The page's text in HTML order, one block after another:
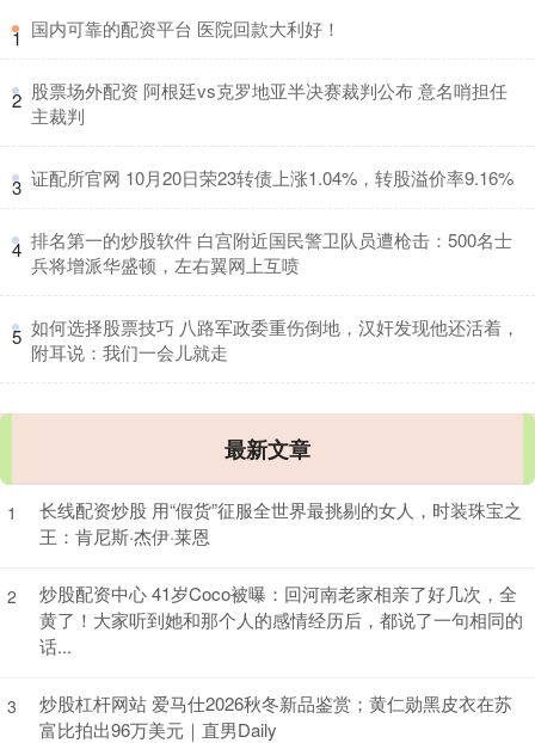
1 ​国内可靠的配资平台 医院回款大利好！
2 ​股票场外配资 阿根廷vs克罗地亚半决赛裁判公布 意名哨担任
主裁判
3 ​证配所官网 10月20日荣23转债上涨1.04%，转股溢价率9.16%
4 ​排名第一的炒股软件 白宫附近国民警卫队员遭枪击：500名士
兵将增派华盛顿，左右翼网上互喷
5 ​如何选择股票技巧 八路军政委重伤倒地，汉奸发现他还活着，
附耳说：我们一会儿就走
最新文章
1
长线配资炒股 用“假货”征服全世界最挑剔的女人，时装珠宝之
王：肯尼斯·杰伊·莱恩
2
炒股配资中心 41岁Coco被曝：回河南老家相亲了好几次，全
黄了！大家听到她和那个人的感情经历后，都说了一句相同的
话...
3
炒股杠杆网站 爱马仕2026秋冬新品鉴赏；黄仁勋黑皮衣在苏
富比拍出96万美元｜直男Daily